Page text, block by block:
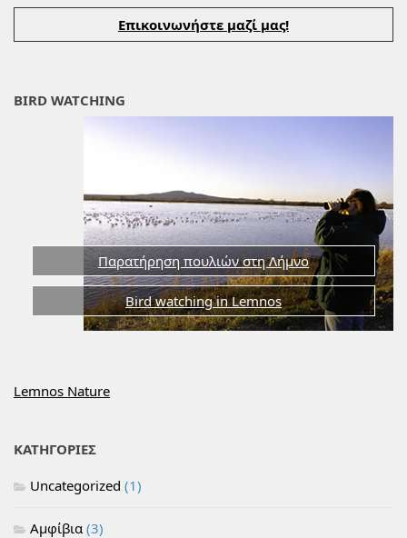
Επικοινωνήστε μαζί μας!
BIRD WATCHING
Παρατήρηση πουλιών στη Λήμνο
Bird watching in Lemnos
Lemnos Nature
ΚΑΤΗΓΟΡΙΕΣ
Uncategorized (1)
Αμφίβια (3)